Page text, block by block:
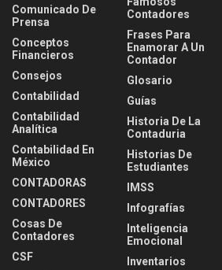
Comunicado De
Prensa
Conceptos
Financieros
Consejos
Contabilidad
Contabilidad
Analítica
Contabilidad En
México
CONTADORAS
CONTADORES
Cosas De
Contadores
CSF
Contadores
Frases Para
Enamorar A Un
Contador
Glosario
Guías
Historia De La
Contaduria
Historias De
Estudiantes
IMSS
Infografías
Inteligencia
Emocional
Inventarios